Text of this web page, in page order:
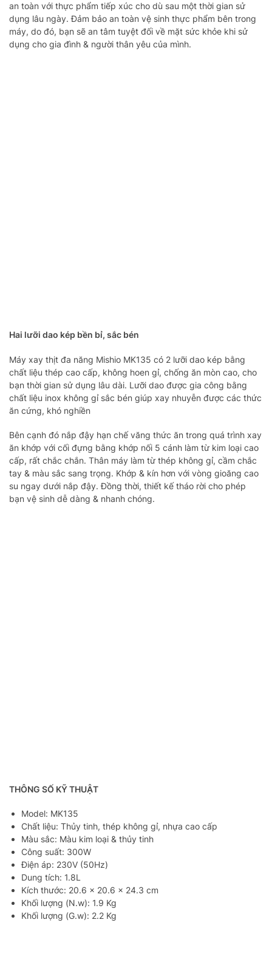
an toàn với thực phẩm tiếp xúc cho dù sau một thời gian sử
dụng lâu ngày. Đảm bảo an toàn vệ sinh thực phẩm bên trong
máy, do đó, bạn sẽ an tâm tuyệt đối về mặt sức khỏe khi sử
dụng cho gia đình & người thân yêu của mình.
Hai lưỡi dao kép bền bỉ, sắc bén
Máy xay thịt đa năng Mishio MK135 có 2 lưỡi dao kép bằng
chất liệu thép cao cấp, không hoen gỉ, chống ăn mòn cao, cho
bạn thời gian sử dụng lâu dài. Lưỡi dao được gia công bằng
chất liệu inox không gỉ sắc bén giúp xay nhuyễn được các thức
ăn cứng, khó nghiền
Bên cạnh đó nắp đậy hạn chế văng thức ăn trong quá trình xay
ăn khớp với cối đựng bằng khớp nối 5 cánh làm từ kim loại cao
cấp, rất chắc chắn. Thân máy làm từ thép không gỉ, cầm chắc
tay & màu sắc sang trọng. Khớp & kín hơn với vòng gioăng cao
su ngay dưới nắp đậy. Đồng thời, thiết kế tháo rời cho phép
bạn vệ sinh dễ dàng & nhanh chóng.
THÔNG SỐ KỸ THUẬT
Model: MK135
Chất liệu: Thủy tinh, thép không gỉ, nhựa cao cấp
Màu sắc: Màu kim loại & thủy tinh
Công suất: 300W
Điện áp: 230V (50Hz)
Dung tích: 1.8L
Kích thước: 20.6 × 20.6 × 24.3 cm
Khối lượng (N.w): 1.9 Kg
Khối lượng (G.w): 2.2 Kg